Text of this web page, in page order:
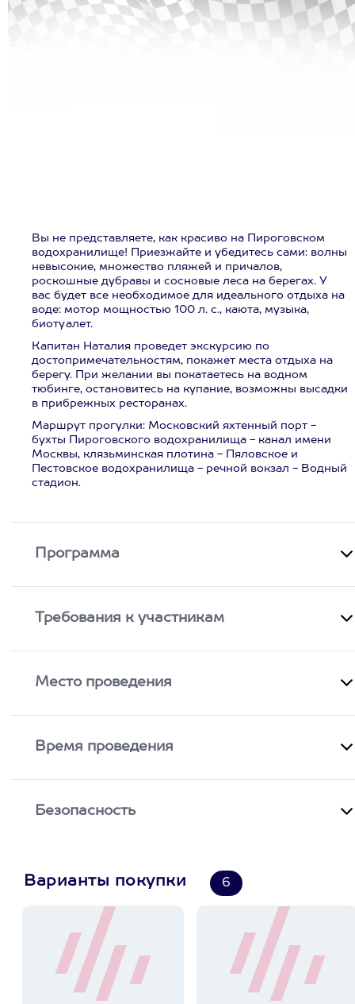
Вы не представляете, как красиво на Пироговском
водохранилище! Приезжайте и убедитесь сами: волны
невысокие, множество пляжей и причалов,
роскошные дубравы и сосновые леса на берегах. У
вас будет все необходимое для идеального отдыха на
воде: мотор мощностью 100 л. с., каюта, музыка,
биотуалет.
Капитан Наталия проведет экскурсию по
достопримечательностям, покажет места отдыха на
берегу. При желании вы покатаетесь на водном
тюбинге, остановитесь на купание, возможны высадки
в прибрежных ресторанах.
Маршрут прогулки: Московский яхтенный порт -
бухты Пироговского водохранилища - канал имени
Москвы, клязьминская плотина - Пяловское и
Пестовское водохранилища - речной вокзал - Водный
стадион.
Программа
Требования к участникам
Место проведения
Время проведения
Безопасность
Варианты покупки 6